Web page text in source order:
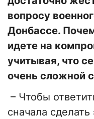
вопросу
Донбассе.
идете на
учитывая, что
очень сложной
– Чтобы
сначала